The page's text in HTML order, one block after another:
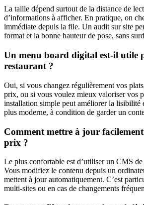
La taille dépend surtout de la distance de
d’informations à afficher. En pratique, on
immédiate depuis la file. Un audit sur site
format et la bonne hauteur de pose, sans
Un menu board digital est-il utile
restaurant ?
Oui, si vous changez régulièrement vos
prix, ou si vous voulez mieux valoriser vos
installation simple peut améliorer la lisibilité
plus moderne, à condition de garder un
Comment mettre à jour facilement
prix ?
Le plus confortable est d’utiliser un CMS
Vous modifiez le contenu depuis un
mettent à jour automatiquement. C’est
multi-sites ou en cas de changements